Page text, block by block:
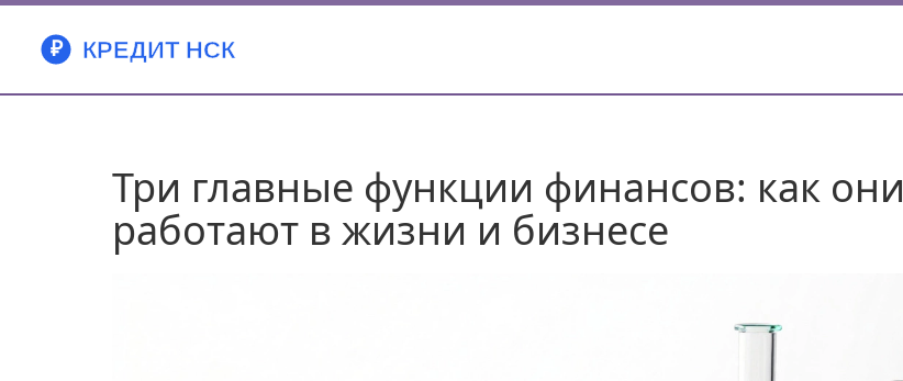
Три главные функции финансов: как они
работают в жизни и бизнесе